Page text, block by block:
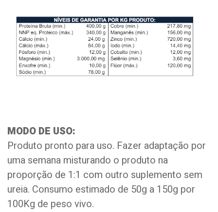
MODO DE USO:
Produto pronto para uso. Fazer adaptação por
uma semana misturando o produto na
proporção de 1:1 com outro suplemento sem
ureia. Consumo estimado de 50g a 150g por
100Kg de peso vivo.